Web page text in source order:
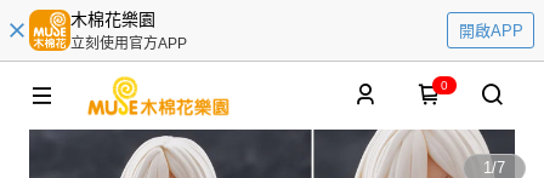
木棉花樂園
立刻使用官方APP
開啟APP
0
1/7